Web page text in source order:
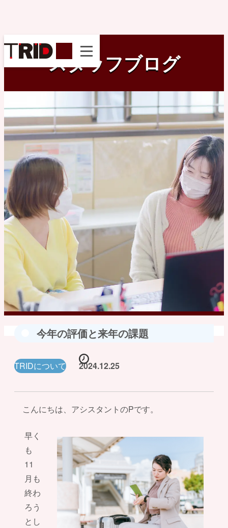
instagram
スタッフブログ
今年の評価と来年の課題
TRIDについて 2024.12.25
こんにちは、アシスタントのPです。
早く
も
11
月も
終わ
ろう
とし